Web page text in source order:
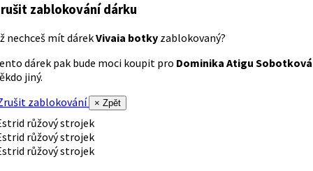
zablokování dárku
nechceš mít dárekVivaia botky zablokovaný?
dárek pak bude moci koupit pro Dominika Atigu Sobotková
jiný.
zablokování
× Zpět